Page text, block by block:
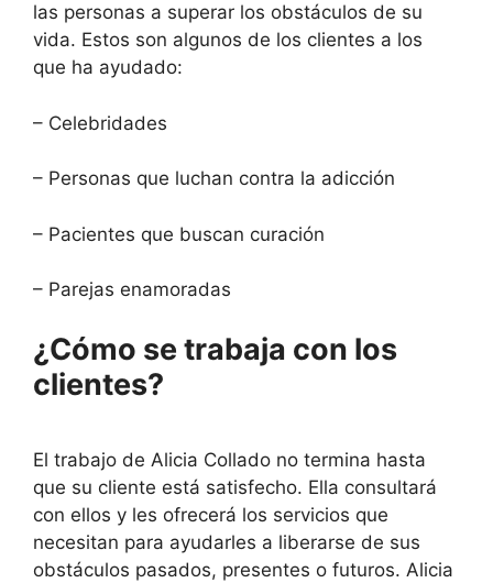
las personas a superar los obstáculos de su
vida. Estos son algunos de los clientes a los
que ha ayudado:
– Celebridades
– Personas que luchan contra la adicción
– Pacientes que buscan curación
– Parejas enamoradas
¿Cómo se trabaja con los
clientes?
El trabajo de Alicia Collado no termina hasta
que su cliente está satisfecho. Ella consultará
con ellos y les ofrecerá los servicios que
necesitan para ayudarles a liberarse de sus
obstáculos pasados, presentes o futuros. Alicia